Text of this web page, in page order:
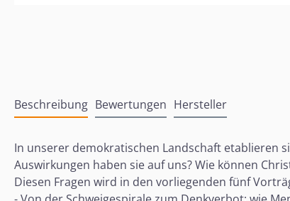
Beschreibung Bewertungen Hersteller
In unserer demokratischen Landschaft etablieren
Auswirkungen haben sie auf uns? Wie können
Diesen Fragen wird in den vorliegenden fünf